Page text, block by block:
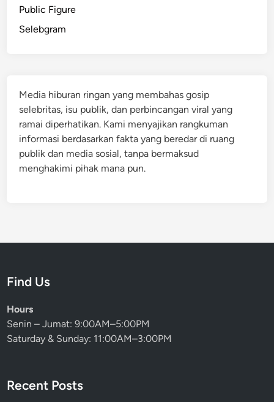
Public Figure
Selebgram
Media hiburan ringan yang membahas gosip
selebritas, isu publik, dan perbincangan viral yang
ramai diperhatikan. Kami menyajikan rangkuman
informasi berdasarkan fakta yang beredar di ruang
publik dan media sosial, tanpa bermaksud
menghakimi pihak mana pun.
Find Us
Hours
Senin – Jumat: 9:00AM–5:00PM
Saturday & Sunday: 11:00AM–3:00PM
Recent Posts